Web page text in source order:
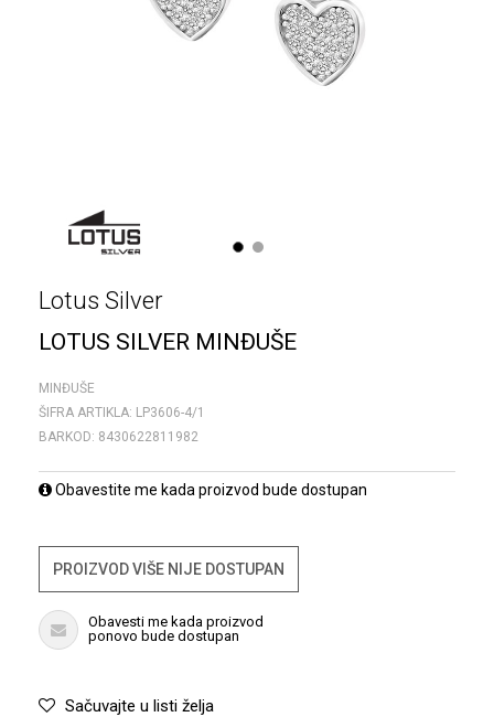
1 2
Lotus Silver
LOTUS SILVER MINĐUŠE
MINĐUŠE
ŠIFRA ARTIKLA: LP3606-4/1
BARKOD: 8430622811982
Obavestite me kada proizvod bude dostupan
PROIZVOD VIŠE NIJE DOSTUPAN
Obavesti me kada proizvod
ponovo bude dostupan
Sačuvajte u listi želja